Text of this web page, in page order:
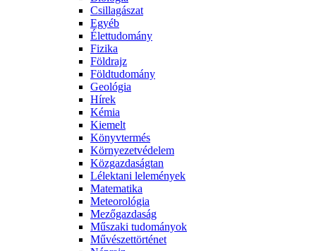
Csillagászat
Egyéb
Élettudomány
Fizika
Földrajz
Földtudomány
Geológia
Hírek
Kémia
Kiemelt
Könyvtermés
Környezetvédelem
Közgazdaságtan
Lélektani lelemények
Matematika
Meteorológia
Mezőgazdaság
Műszaki tudományok
Művészettörténet